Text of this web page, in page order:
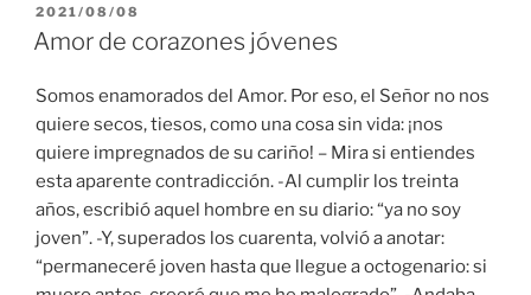
PUBLICADO
EL
2021/08/08
Amor de corazones jóvenes
Somos enamorados del Amor. Por eso, el Señor no nos
quiere secos, tiesos, como una cosa sin vida: ¡nos
quiere impregnados de su cariño! – Mira si entiendes
esta aparente contradicción. -Al cumplir los treinta
años, escribió aquel hombre en su diario: “ya no soy
joven”. -Y, superados los cuarenta, volvió a anotar:
“permaneceré joven hasta que llegue a octogenario: si